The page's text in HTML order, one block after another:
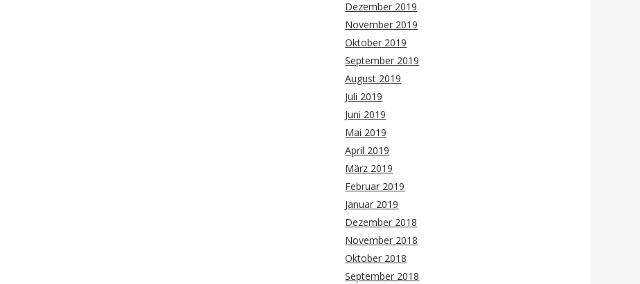
Dezember 2019
November 2019
Oktober 2019
September 2019
August 2019
Juli 2019
Juni 2019
Mai 2019
April 2019
März 2019
Februar 2019
Januar 2019
Dezember 2018
November 2018
Oktober 2018
September 2018